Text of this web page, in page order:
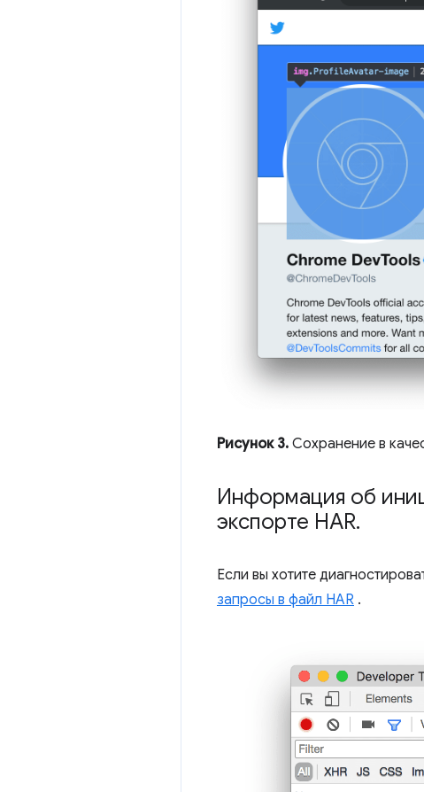
Рисунок 3. Сохранение в
Информация об
экспорте HAR.
Если вы хотите
запросы в файл HAR .